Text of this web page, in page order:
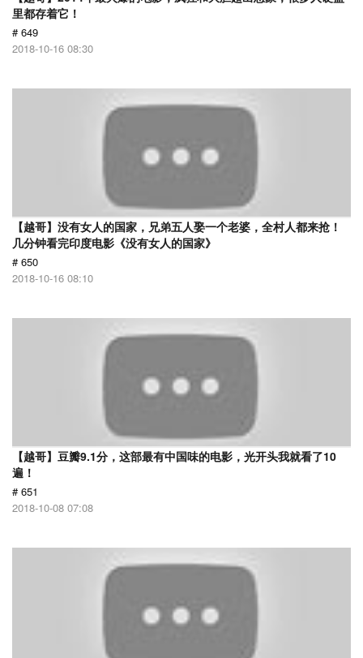
里都存着它！
# 649
2018-10-16 08:30
【越哥】没有女人的国家，兄弟五人娶一个老婆，全村人都来抢！
几分钟看完印度电影《没有女人的国家》
# 650
2018-10-16 08:10
【越哥】豆瓣9.1分，这部最有中国味的电影，光开头我就看了10
遍！
# 651
2018-10-08 07:08